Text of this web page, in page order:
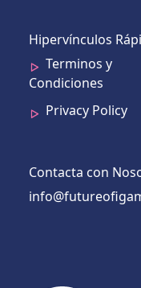
Hipervínculos
Terminos y
Condiciones
Privacy Policy
Contacta con